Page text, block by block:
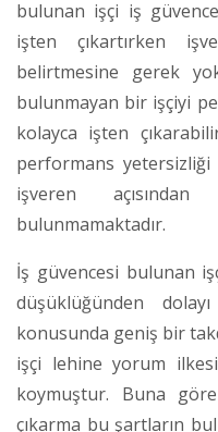
bulunan işçi iş
işten çıkartırken
belirtmesine gerek
bulunmayan bir işçiyi
kolayca işten
performans yetersizliği
işveren
bulunmamaktadır.
İş güvencesi bulunan
düşüklüğünden
konusunda geniş bir
işçi lehine yorum
koymuştur. Buna
çıkarma bu şartların